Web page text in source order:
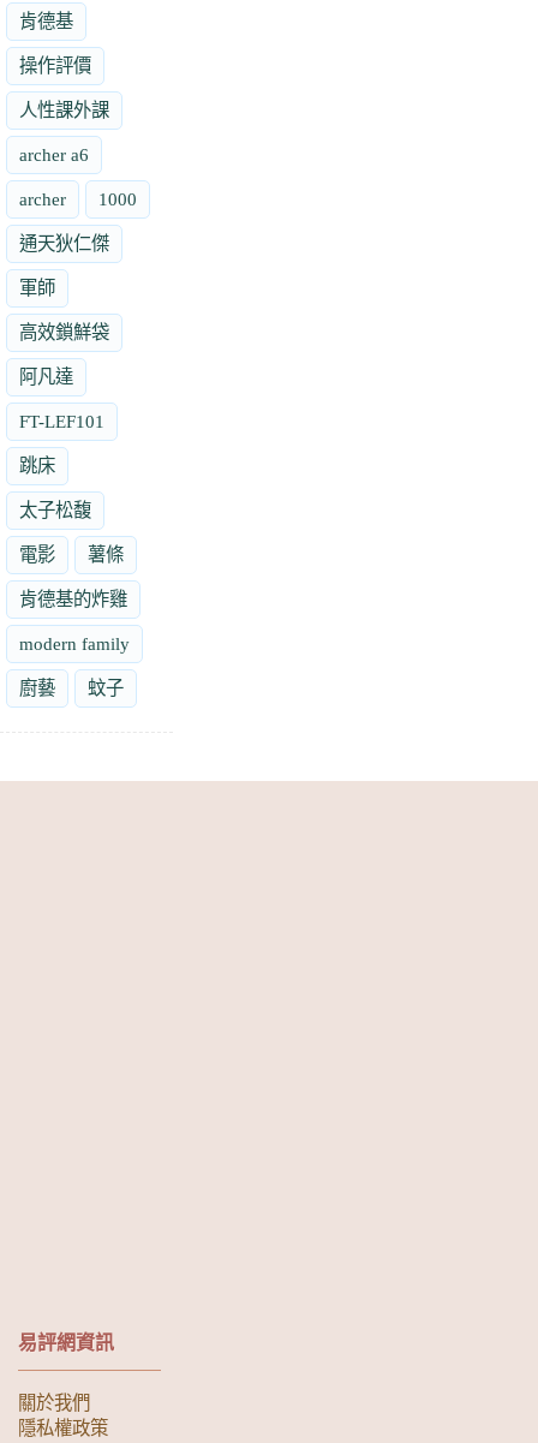
肯德基
操作評價
人性課外課
archer a6
archer 1000
通天狄仁傑
軍師
高效鎖鮮袋
阿凡達
FT-LEF101
跳床
太子松馥
電影 薯條
肯德基的炸雞
modern family
廚藝 蚊子
易評網資訊
關於我們
隱私權政策